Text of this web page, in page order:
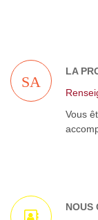
LA
SA
Vous
NOUS